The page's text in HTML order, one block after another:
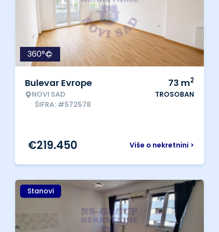
360°
Bulevar Evrope
NOVI SAD
ŠIFRA: #572578
73 m2
TROSOBAN
Više o nekretnini >
€219.450
Stanovi